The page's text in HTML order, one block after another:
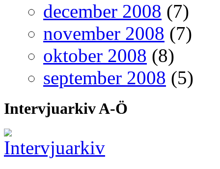
december 2008 (7)
november 2008 (7)
oktober 2008 (8)
september 2008 (5)
Intervjuarkiv A-Ö